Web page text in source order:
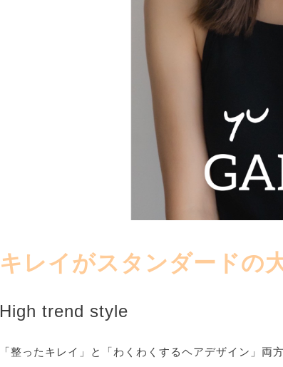
キレイがスタンダードの
High trend style
「整ったキレイ」と「わくわくするヘアデザイン」